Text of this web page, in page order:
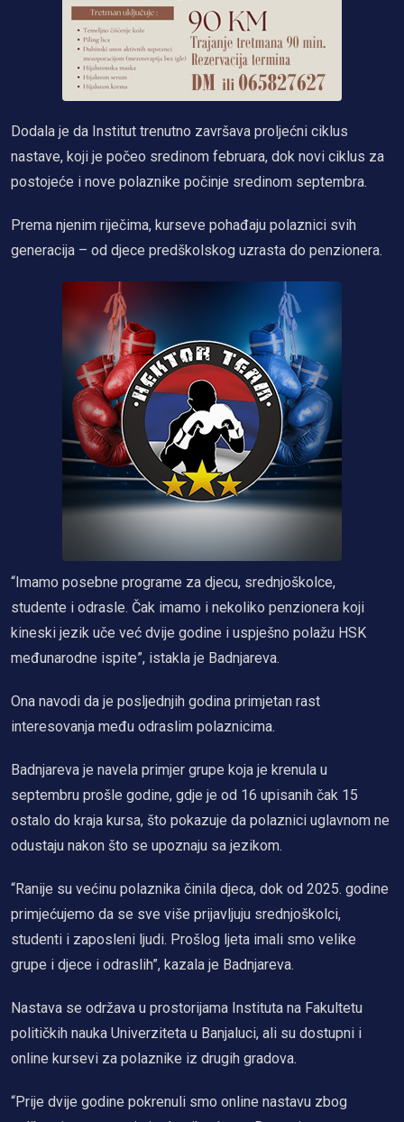
Dodala je da Institut trenutno završava proljećni ciklus
nastave, koji je počeo sredinom februara, dok novi ciklus za
postojeće i nove polaznike počinje sredinom septembra.
Prema njenim riječima, kurseve pohađaju polaznici svih
generacija – od djece predškolskog uzrasta do penzionera.
“Imamo posebne programe za djecu, srednjoškolce,
studente i odrasle. Čak imamo i nekoliko penzionera koji
kineski jezik uče već dvije godine i uspješno polažu HSK
međunarodne ispite”, istakla je Badnjareva.
Ona navodi da je posljednjih godina primjetan rast
interesovanja među odraslim polaznicima.
Badnjareva je navela primjer grupe koja je krenula u
septembru prošle godine, gdje je od 16 upisanih čak 15
ostalo do kraja kursa, što pokazuje da polaznici uglavnom ne
odustaju nakon što se upoznaju sa jezikom.
“Ranije su većinu polaznika činila djeca, dok od 2025. godine
primjećujemo da se sve više prijavljuju srednjoškolci,
studenti i zaposleni ljudi. Prošlog ljeta imali smo velike
grupe i djece i odraslih”, kazala je Badnjareva.
Nastava se održava u prostorijama Instituta na Fakultetu
političkih nauka Univerziteta u Banjaluci, ali su dostupni i
online kursevi za polaznike iz drugih gradova.
“Prije dvije godine pokrenuli smo online nastavu zbog